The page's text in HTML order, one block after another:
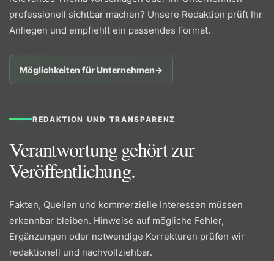
professionell sichtbar machen? Unsere Redaktion prüft Ihr
Anliegen und empfiehlt ein passendes Format.
Möglichkeiten für Unternehmen→
REDAKTION UND TRANSPARENZ
Verantwortung gehört zur
Veröffentlichung.
Fakten, Quellen und kommerzielle Interessen müssen
erkennbar bleiben. Hinweise auf mögliche Fehler,
Ergänzungen oder notwendige Korrekturen prüfen wir
redaktionell und nachvollziehbar.